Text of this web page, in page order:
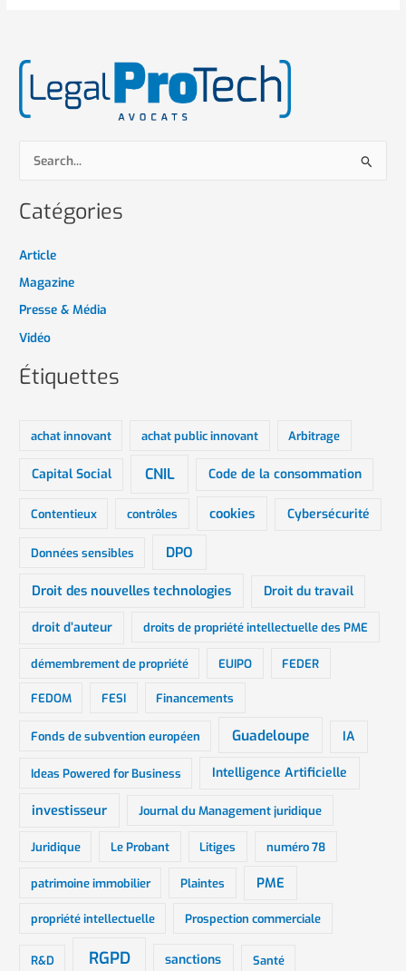
c
e
r
c
h
r
Catégories
Article
Magazine
Presse & Média
Vidéo
Étiquettes
achat innovant achat public innovant Arbitrage
Capital Social CNIL Code de la consommation
Contentieux contrôles cookies Cybersécurité
Données sensibles DPO
Droit des nouvelles technologies Droit du travail
droit d’auteur droits de propriété intellectuelle des PME
démembrement de propriété EUIPO FEDER
FEDOM FESI Financements
Fonds de subvention européen Guadeloupe IA
Ideas Powered for Business Intelligence Artificielle
investisseur Journal du Management juridique
Juridique Le Probant Litiges numéro 78
patrimoine immobilier Plaintes PME
propriété intellectuelle Prospection commerciale
R&D RGPD sanctions Santé